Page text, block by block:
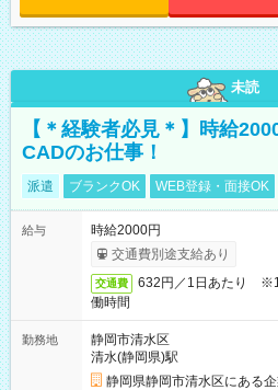
未読
【＊経験者必見＊】時給
CADのお仕事！
派遣 ブランクOK WEB登録・面接OK
給与
時給2000円
交通費別途支給あり
交通費
632円／1日あたり ※1
働時間
勤務地
静岡市清水区
清水(静岡県)駅
静岡県静岡市清水区にある